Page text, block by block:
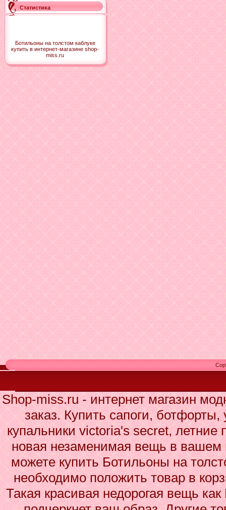
Статистика
Ботильоны на толстом каблуке
купить в интернет-магазине shop-
miss.ru
Shop-miss.ru - интернет магазин
заказ. Купить сапоги,
купальники victoria's secret, летние
новая незаменимая вещь в вашем
можете купить Ботильоны на
необходимо положить товар в
Такая красивая недорогая вещь